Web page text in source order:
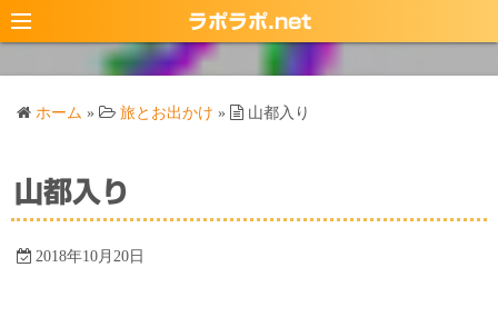
コ
ン
ス
キ
ラポラポ.net
ホーム » 旅とお出かけ » 山都入り
山都入り
2018年10月20日